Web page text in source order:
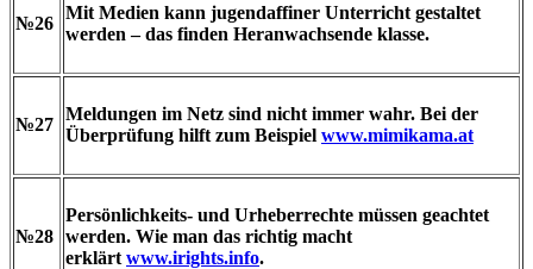
№26
Mit Medien kann jugendaffiner Unterricht gestaltet
werden – das finden Heranwachsende klasse.
№27
Meldungen im Netz sind nicht immer wahr. Bei der
Überprüfung hilft zum Beispiel www.mimikama.at
№28
Persönlichkeits- und Urheberrechte müssen geachtet
werden. Wie man das richtig macht
erklärt www.irights.info.